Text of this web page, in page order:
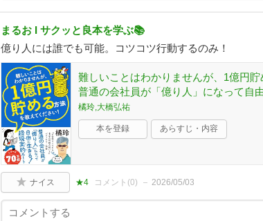
まるお I サクッと良本を学ぶ📚
億り人には誰でも可能。コツコツ行動するのみ！
難しいことはわかりませんが、1億円
普通の会社員が「億り人」になって自
橘玲,大橋弘祐
本を登録 あらすじ・内容
ナイス ★4 コメント(0) 2026/05/03